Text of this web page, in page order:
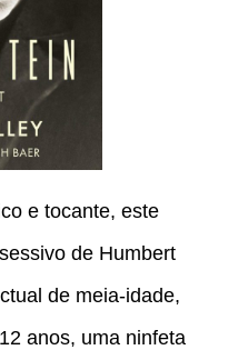
e tocante, este
de Humbert
de meia-idade,
anos, uma ninfeta